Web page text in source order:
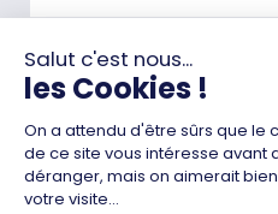
Je m'abonne